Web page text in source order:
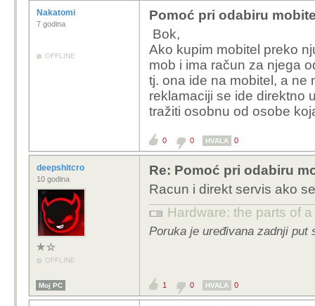
moje pitanje
videa i slike
jel postoji
nekakvo
Zove se file
transfer ili tako
prebaci sa starog
Ok file explorer znači
nema usb c...
Nakatomi
7 godina
OFFLINE
Pomoć pri odabiru
Bok,
Ako kupim mobitel preko
mob i ima račun za njega
tj. ona ide na mobitel, a ne
reklamaciji se ide direktno
tražiti osobnu od osobe
0 0 HVALA 0
deepshitcro
10 godina
OFFLINE
Re: Pomoć pri odabiru
Racun i direkt servis ako
Hardware: the parts of
Poruka je uređivana zadnji put
Moj PC 1 0 HVALA 0